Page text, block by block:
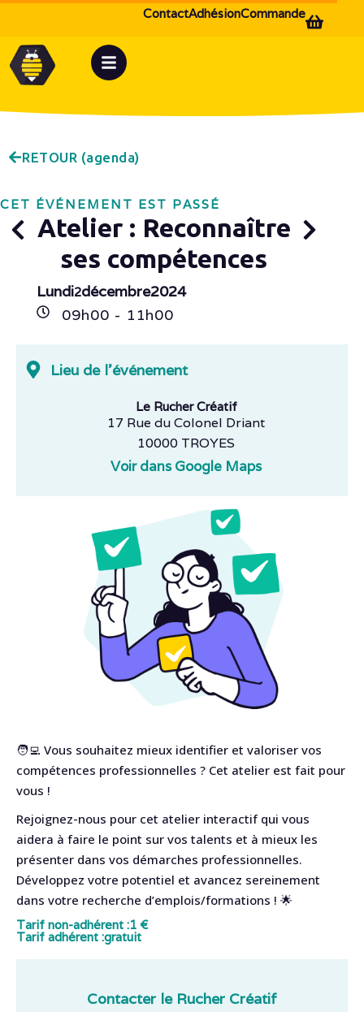
Commande
Adhésion
Contact
RETOUR (agenda)
CET ÉVÉNEMENT EST PASSÉ
Atelier : Reconnaître
ses compétences
Lundi2décembre2024
09h00 - 11h00
Lieu de l'événement
Le Rucher Créatif
17 Rue du Colonel Driant
10000 TROYES
Voir dans Google Maps
🧑‍💻 Vous souhaitez mieux identifier et valoriser vos
compétences professionnelles ? Cet atelier est fait pour
vous !
Rejoignez-nous pour cet atelier interactif qui vous
aidera à faire le point sur vos talents et à mieux les
présenter dans vos démarches professionnelles.
Développez votre potentiel et avancez sereinement
dans votre recherche d’emplois/formations ! 🌟
Tarif non-adhérent :1 €
Tarif adhérent :gratuit
Contacter le Rucher Créatif